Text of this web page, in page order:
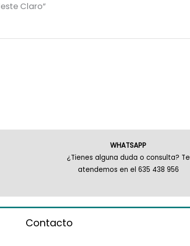
Claro”
WHATSAPP
¿Tienes alguna duda o consulta? Te
atendemos en el 635 438 956
Contacto